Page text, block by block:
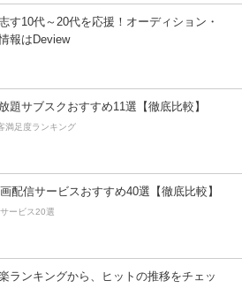
す10代～20代を応援！オーディション・
報はDeview
題サブスクおすすめ11選【徹底比較】
満足度ランキング
配信サービスおすすめ40選【徹底比較】
ービス20選
ランキングから、ヒットの推移をチェッ